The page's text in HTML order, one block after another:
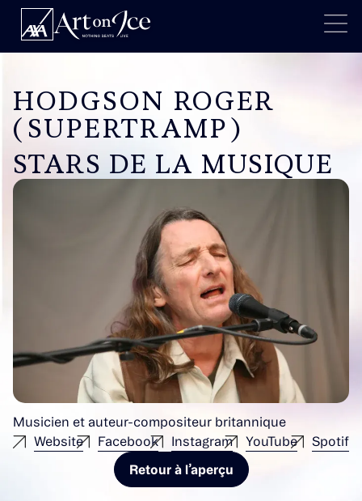
HODGSON ROGER
(SUPERTRAMP)
STARS DE LA MUSIQUE
Musicien et auteur-compositeur britannique
Website
Facebook Instagram YouTube
Spotify
Retour à l’aperçu